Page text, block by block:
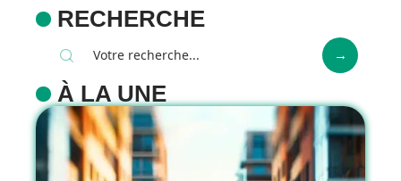
RECHERCHE
À LA UNE